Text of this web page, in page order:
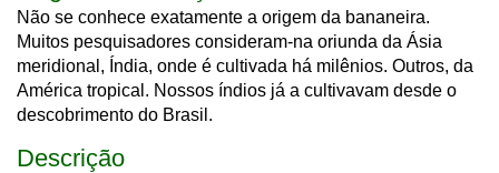
Não se conhece exatamente a origem da bananeira.
Muitos pesquisadores consideram-na oriunda da Ásia
meridional, Índia, onde é cultivada há milênios. Outros, da
América tropical. Nossos índios já a cultivavam desde o
descobrimento do Brasil.
Descrição